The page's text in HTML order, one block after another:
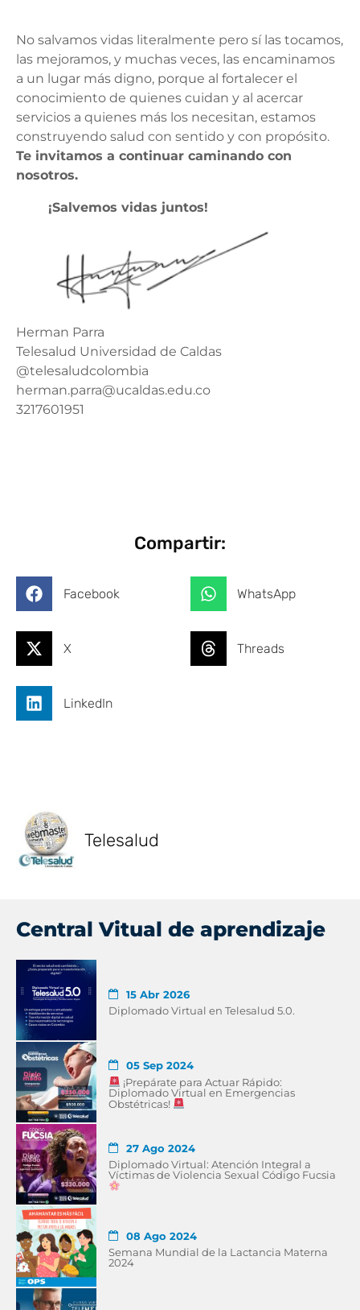
No salvamos vidas literalmente pero sí las tocamos,
las mejoramos, y muchas veces, las encaminamos
a un lugar más digno, porque al fortalecer el
conocimiento de quienes cuidan y al acercar
servicios a quienes más los necesitan, estamos
construyendo salud con sentido y con propósito.
Te invitamos a continuar caminando con
nosotros.
¡Salvemos vidas juntos!
Herman Parra
Telesalud Universidad de Caldas
@telesaludcolombia
herman.parra@ucaldas.edu.co
3217601951
Compartir:
Facebook WhatsApp
X Threads
LinkedIn
Telesalud
Central Vitual de aprendizaje
15 Abr 2026
Diplomado Virtual en Telesalud 5.0.
05 Sep 2024
¡Prepárate para Actuar Rápido:
Diplomado Virtual en Emergencias
Obstétricas!
27 Ago 2024
Diplomado Virtual: Atención Integral a
Víctimas de Violencia Sexual Código Fucsia
08 Ago 2024
Semana Mundial de la Lactancia Materna
2024